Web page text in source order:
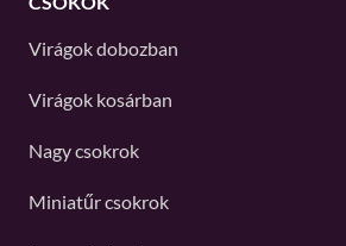
Virágok dobozban
Virágok kosárban
Nagy csokrok
Miniatűr csokrok